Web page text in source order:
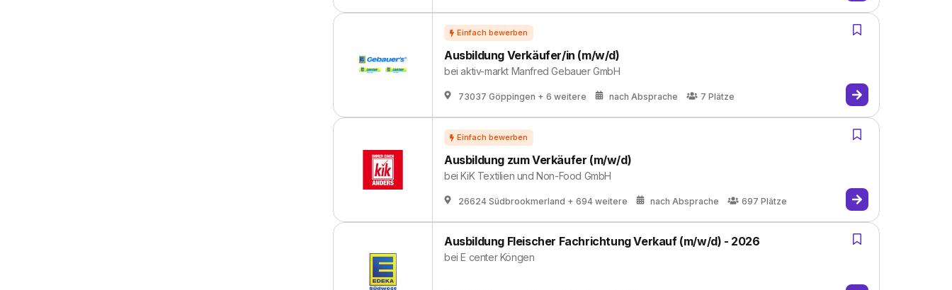
Ausbildung Verkäufer/in (m/w/d)
beiaktiv-markt Manfred Gebauer GmbH
73037 Göppingen + 6 weitere nach Absprache 7 Plätze
Ausbildung zum Verkäufer (m/w/d)
beiKiK Textilien und Non-Food GmbH
26624 Südbrookmerland + 694 weitere nach Absprache 697 Plätze
Ausbildung Fleischer Fachrichtung Verkauf (m/w/d) - 2026
beiE center Köngen